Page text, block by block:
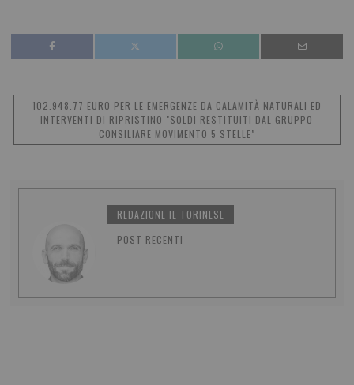
102.948.77 EURO PER LE EMERGENZE DA CALAMITÀ NATURALI ED
INTERVENTI DI RIPRISTINO "SOLDI RESTITUITI DAL GRUPPO
CONSILIARE MOVIMENTO 5 STELLE"
REDAZIONE IL TORINESE
POST RECENTI